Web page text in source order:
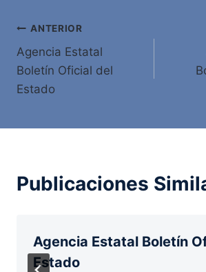
Navegación
de
entradas
ANTERIOR
Agencia Estatal
Boletín Oficial del
Estado
Publicaciones
Agencia Estatal Boletín
Estado